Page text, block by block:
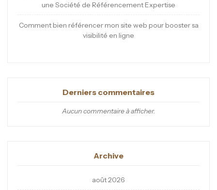
une Société de Référencement Expertise
Comment bien référencer mon site web pour booster sa
visibilité en ligne
Derniers commentaires
Aucun commentaire à afficher.
Archive
août 2026